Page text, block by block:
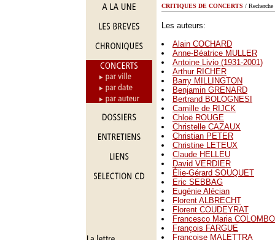
CRITIQUES DE CONCERTS / Recherche
Les auteurs:
Alain COCHARD
Anne-Béatrice MULLER
Antoine Livio (1931-2001)
Arthur RICHER
Barry MILLINGTON
Benjamin GRENARD
Bertrand BOLOGNESI
Camille de RIJCK
Chloë ROUGE
Christelle CAZAUX
Christian PETER
Christine LETEUX
Claude HELLEU
David VERDIER
Élie-Gérard SOUQUET
Eric SEBBAG
Eugénie Alécian
Florent ALBRECHT
Florent COUDEYRAT
Francesco Maria COLOMBO
François FARGUE
Françoise MALETTRA